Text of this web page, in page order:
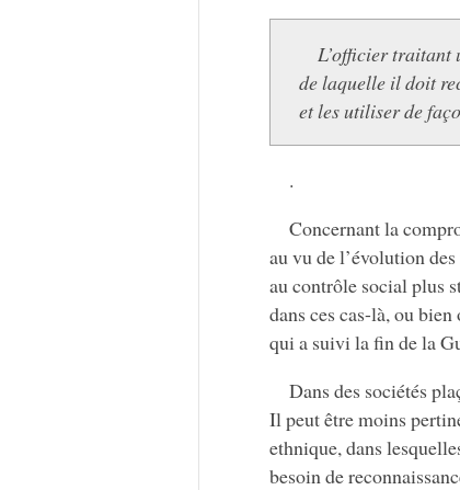
L’officier traitant
de laquelle il doit
et les utiliser de
.
Concernant la
au vu de l’évolution
au contrôle social plus
dans ces cas-là, ou
qui a suivi la fin de la
Dans des sociétés
Il peut être moins
ethnique, dans
besoin de